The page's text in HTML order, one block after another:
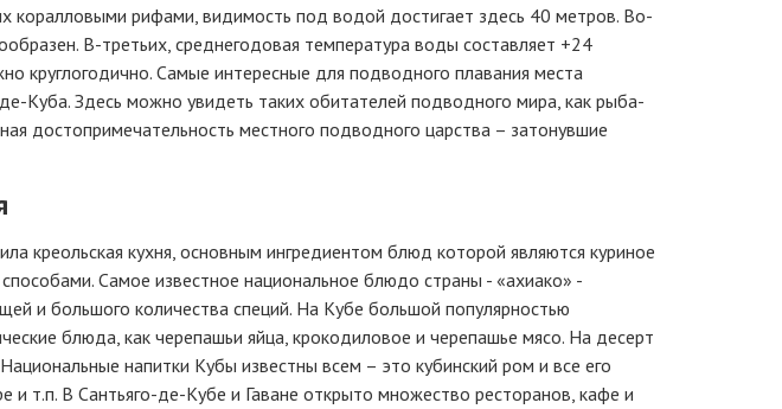
коралловыми рифами, видимость под водой достигает здесь 40 метров. Во-
В-третьих, среднегодовая температура воды составляет +24
круглогодично. Самые интересные для подводного плавания места
Куба. Здесь можно увидеть таких обитателей подводного мира, как рыба-
достопримечательность местного подводного царства – затонувшие
креольская кухня, основным ингредиентом блюд которой являются куриное
Самое известное национальное блюдо страны - «ахиако» -
и большого количества специй. На Кубе большой популярностью
блюда, как черепашьи яйца, крокодиловое и черепашье мясо. На десерт
напитки Кубы известны всем – это кубинский ром и все его
и т.п. В Сантьяго-де-Кубе и Гаване открыто множество ресторанов, кафе и